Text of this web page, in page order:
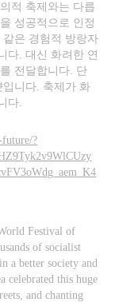
적 축제와는 다릅
성공적으로 인정
은 경험적 방랑자
다. 대신 화려한 연
전달합니다. 단
니다. 축제가 화
다.
?
Festival of
of socialist
a better society and
celebrated this huge
and chanting